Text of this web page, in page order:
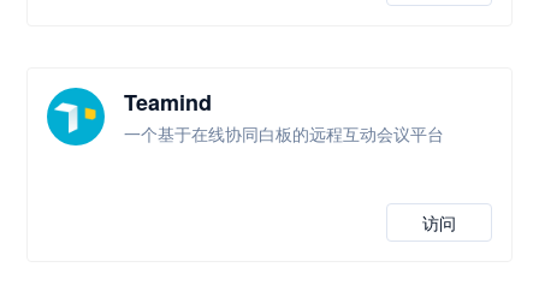
Teamind
一个基于在线协同白板的远程互动会议平台
访问